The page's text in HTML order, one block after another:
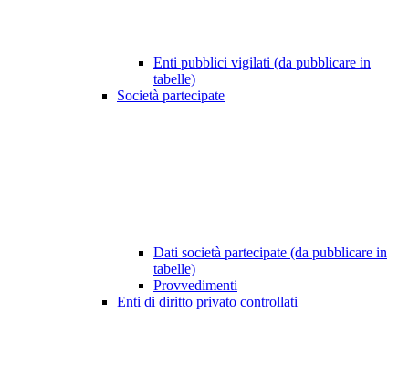
Enti pubblici vigilati (da pubblicare in
tabelle)
Società partecipate
Dati società partecipate (da pubblicare in
tabelle)
Provvedimenti
Enti di diritto privato controllati